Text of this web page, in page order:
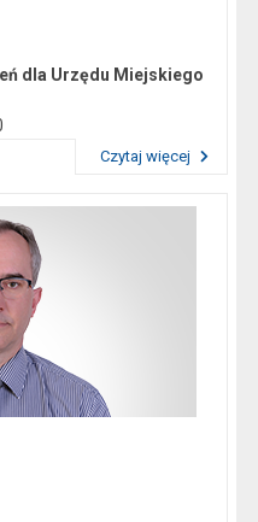
dla Urzędu Miejskiego
Czytaj więcej